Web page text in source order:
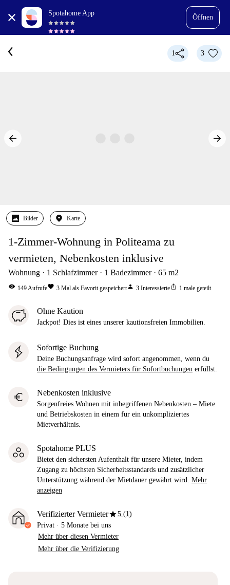
Spotahome App
Öffnen
1 3
Bilder Karte
1-Zimmer-Wohnung in Politeama zu
vermieten, Nebenkosten inklusive
Wohnung 1 Schlafzimmer 1 Badezimmer 65 m2
visibility 149Aufrufefavorite 3 Mal als Favorit gespeichertperson 3 Interessierteios_share 1 male geteilt
Ohne Kaution
Jackpot! Dies ist eines unserer kautionsfreien Immobilien.
Sofortige Buchung
Deine Buchungsanfrage wird sofort angenommen, wenn du
die Bedingungen des Vermieters für Sofortbuchungen erfüllst.
euro Nebenkosten inklusive
Sorgenfreies Wohnen mit inbegriffenen Nebenkosten – Miete
und Betriebskosten in einem für ein unkompliziertes
Mietverhältnis.
Spotahome PLUS
Bietet den sichersten Aufenthalt für unsere Mieter, indem
Zugang zu höchsten Sicherheitsstandards und zusätzlicher
Unterstützung während der Mietdauer gewährt wird. Mehr
anzeigen
Verifizierter Vermieterstar5 (1)
Privat · 5 Monate bei uns
Mehr über diesen Vermieter
Mehr über die Verifizierung